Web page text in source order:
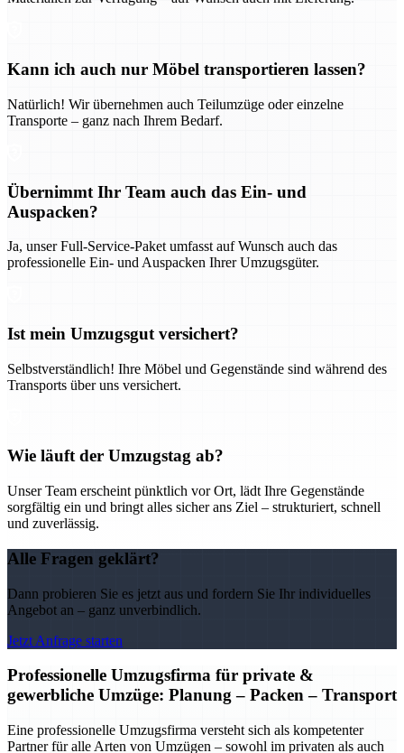
Kann ich auch nur Möbel transportieren lassen?
Natürlich! Wir übernehmen auch Teilumzüge oder einzelne
Transporte – ganz nach Ihrem Bedarf.
Übernimmt Ihr Team auch das Ein- und
Auspacken?
Ja, unser Full-Service-Paket umfasst auf Wunsch auch das
professionelle Ein- und Auspacken Ihrer Umzugsgüter.
Ist mein Umzugsgut versichert?
Selbstverständlich! Ihre Möbel und Gegenstände sind während des
Transports über uns versichert.
Wie läuft der Umzugstag ab?
Unser Team erscheint pünktlich vor Ort, lädt Ihre Gegenstände
sorgfältig ein und bringt alles sicher ans Ziel – strukturiert, schnell
und zuverlässig.
Alle Fragen geklärt?
Dann probieren Sie es jetzt aus und fordern Sie Ihr individuelles
Angebot an – ganz unverbindlich.
Jetzt Anfrage starten
Professionelle Umzugsfirma für private &
gewerbliche Umzüge: Planung – Packen – Transport
Eine professionelle Umzugsfirma versteht sich als kompetenter
Partner für alle Arten von Umzügen – sowohl im privaten als auch